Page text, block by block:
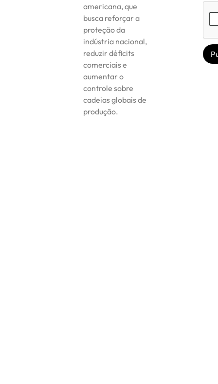
americana, que
busca reforçar a
proteção da
indústria nacional,
reduzir déficits
comerciais e
aumentar o
controle sobre
cadeias globais de
produção.